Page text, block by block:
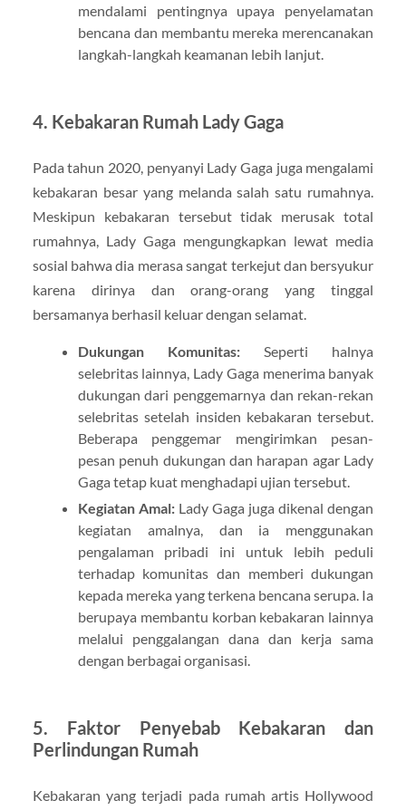
mendalami pentingnya upaya penyelamatan
bencana dan membantu mereka merencanakan
langkah-langkah keamanan lebih lanjut.
4. Kebakaran Rumah Lady Gaga
Pada tahun 2020, penyanyi Lady Gaga juga mengalami
kebakaran besar yang melanda salah satu rumahnya.
Meskipun kebakaran tersebut tidak merusak total
rumahnya, Lady Gaga mengungkapkan lewat media
sosial bahwa dia merasa sangat terkejut dan bersyukur
karena dirinya dan orang-orang yang tinggal
bersamanya berhasil keluar dengan selamat.
Dukungan Komunitas:Seperti halnya
selebritas lainnya, Lady Gaga menerima banyak
dukungan dari penggemarnya dan rekan-rekan
selebritas setelah insiden kebakaran tersebut.
Beberapa penggemar mengirimkan pesan-
pesan penuh dukungan dan harapan agar Lady
Gaga tetap kuat menghadapi ujian tersebut.
Kegiatan Amal:Lady Gaga juga dikenal dengan
kegiatan amalnya, dan ia menggunakan
pengalaman pribadi ini untuk lebih peduli
terhadap komunitas dan memberi dukungan
kepada mereka yang terkena bencana serupa. Ia
berupaya membantu korban kebakaran lainnya
melalui penggalangan dana dan kerja sama
dengan berbagai organisasi.
5. Faktor Penyebab Kebakaran dan
Perlindungan Rumah
Kebakaran yang terjadi pada rumah artis Hollywood